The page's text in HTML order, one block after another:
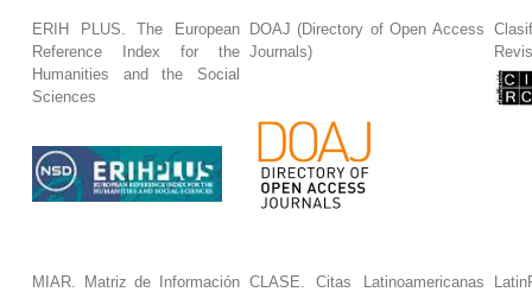
ERIH PLUS. The European
Reference Index for the
Humanities and the Social
Sciences
DOAJ (Directory of Open Access
Journals)
MIAR. Matriz de Información CLASE. Citas Latinoamericanas